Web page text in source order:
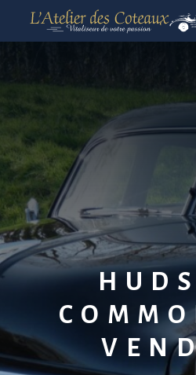
À vendre
English
Français